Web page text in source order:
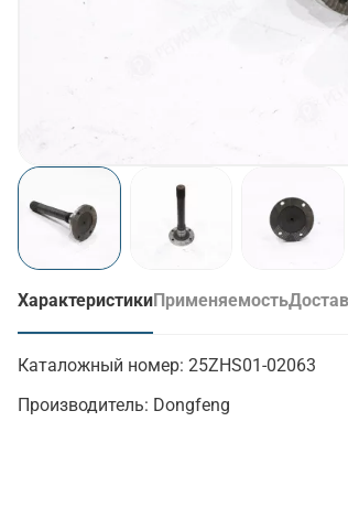
ХарактеристикиПрименяемость
Каталожный номер: 25ZHS01-02063
Производитель: Dongfeng